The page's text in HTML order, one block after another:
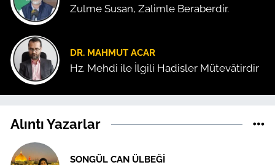
Zulme Susan, Zalimle Beraberdir.
DR. MAHMUT ACAR
Hz. Mehdi ile İlgili Hadisler Mütevâtirdir
Alıntı Yazarlar
SONGÜL CAN ÜLBEĞI